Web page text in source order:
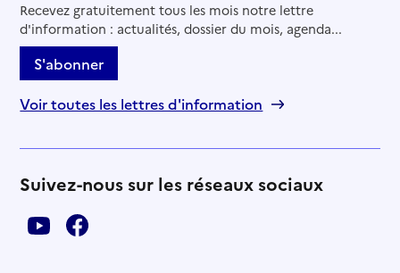
Recevez gratuitement tous les mois notre lettre
d'information : actualités, dossier du mois, agenda...
S'abonner
Voir toutes les lettres d'information
Suivez-nous sur les réseaux sociaux